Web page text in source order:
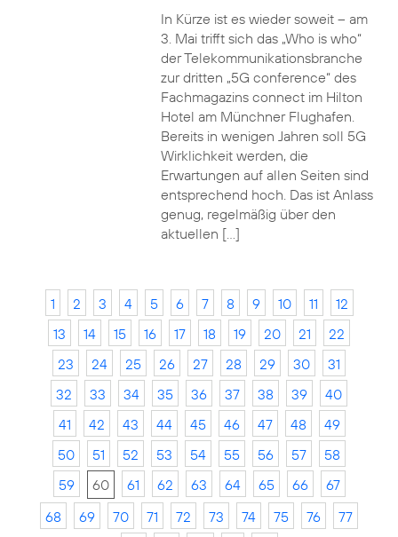
In Kürze ist es wieder soweit – am
3. Mai trifft sich das „Who is who“
der Telekommunikationsbranche
zur dritten „5G conference“ des
Fachmagazins connect im Hilton
Hotel am Münchner Flughafen.
Bereits in wenigen Jahren soll 5G
Wirklichkeit werden, die
Erwartungen auf allen Seiten sind
entsprechend hoch. Das ist Anlass
genug, regelmäßig über den
aktuellen […]
1 2 3 4 5 6 7 8 9 10 11
12
13
14 15 16 17 18 19 20 21
22
23
24 25 26 27 28 29 30
31
32
33 34 35 36 37 38 39
40
41
42 43 44 45 46 47 48
49
50
51 52 53 54 55 56 57
58
59
60 61 62 63 64 65 66
67
68
69 70 71 72 73 74 75 76
77